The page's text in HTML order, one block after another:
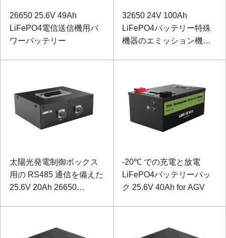
26650 25.6V 49Ah
LiFePO4電信送信機用パ
ワーバッテリー
32650 24V 100Ah
LiFePO4バッテリー特殊
機器のエミッション機器
太陽光発電制御ボックス
用の RS485 通信を備えた
25.6V 20Ah 26650
-20℃ での充電と放電
LiFePO4バッテリーパッ
ク 25.6V 40Ah for AGV